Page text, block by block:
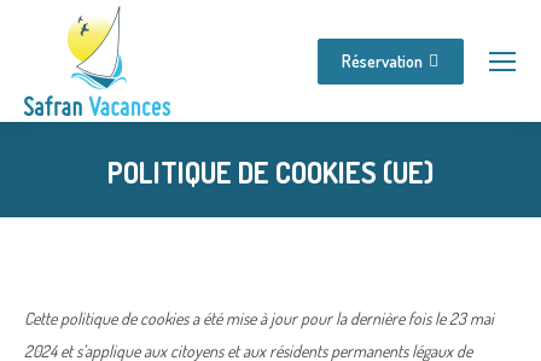
Réservation
POLITIQUE DE COOKIES (UE)
Cette politique de cookies a été mise à jour pour la dernière fois le 23 mai
2024 et s’applique aux citoyens et aux résidents permanents légaux de